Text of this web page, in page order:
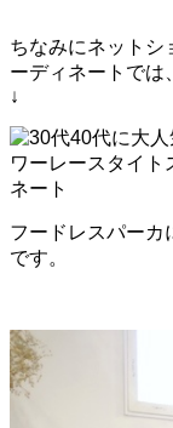
ちなみにネットシ
ーディネートでは
↓
フードレスパーカ
です。